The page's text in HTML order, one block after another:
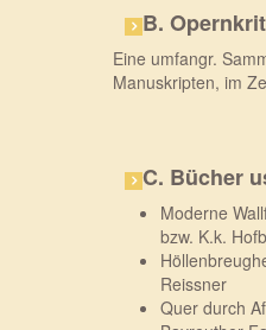
B.
Eine umfangr.
Manuskripten, im
C. Bücher
Moderne
bzw. K.k.
Reissner
Quer durch